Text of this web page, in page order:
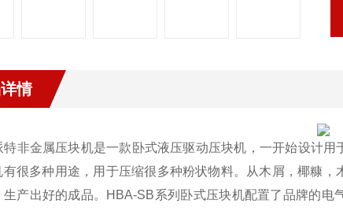
情
特非金属压块机是一款卧式液压驱动压块机，一开始设计
有很多种用途，用于压缩很多种粉状物料。从木屑，椰糠
生产出好的成品。HBA-SB系列卧式压块机配置了品牌的